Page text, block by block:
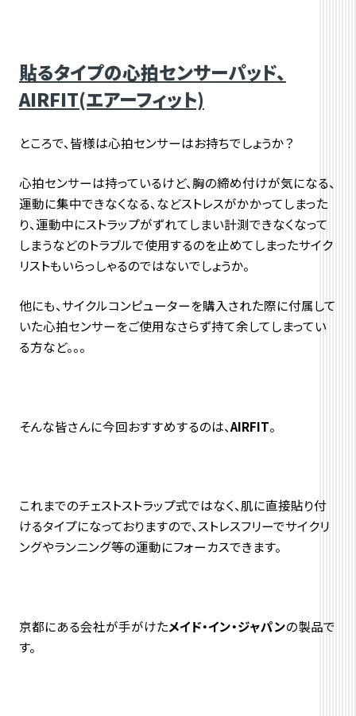
貼るタイプの心拍センサーパッド、
AIRFIT(エアーフィット)
ところで、皆様は心拍センサーはお持ちでしょうか？
心拍センサーは持っているけど、胸の締め付けが気になる、
運動に集中できなくなる、などストレスがかかってしまった
り、運動中にストラップがずれてしまい計測できなくなって
しまうなどのトラブルで使用するのを止めてしまったサイク
リストもいらっしゃるのではないでしょうか。
他にも、サイクルコンピューターを購入された際に付属して
いた心拍センサーをご使用なさらず持て余してしまってい
る方など。。。
そんな皆さんに今回おすすめするのは、AIRFIT。
これまでのチェストストラップ式ではなく、肌に直接貼り付
けるタイプになっておりますので、ストレスフリーでサイクリ
ングやランニング等の運動にフォーカスできます。
京都にある会社が手がけたメイド・イン・ジャパンの製品で
す。